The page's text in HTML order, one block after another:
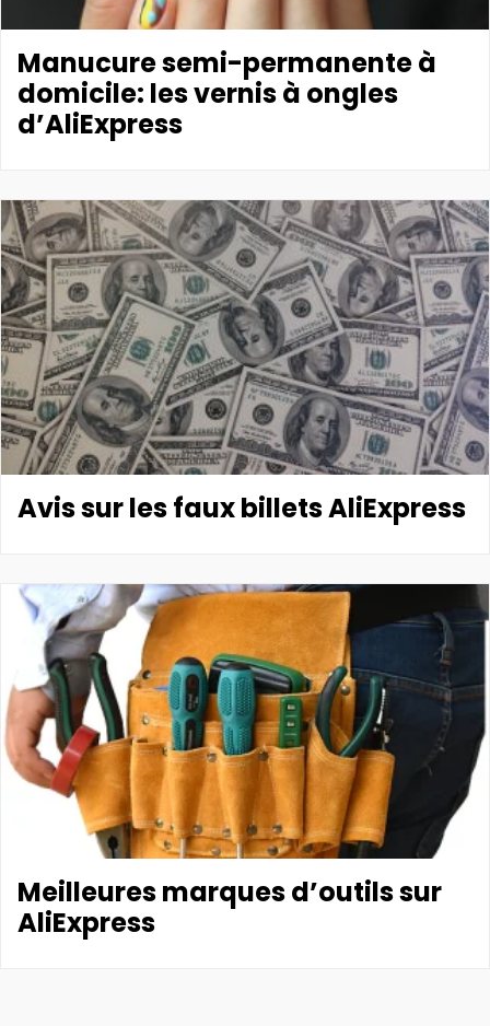
Manucure semi-permanente à
domicile: les vernis à ongles
d’AliExpress
Avis sur les faux billets AliExpress
Meilleures marques d’outils sur
AliExpress